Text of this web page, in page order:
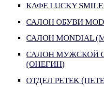
КАФЕ LUCKY
САЛОН ОБУВИ
САЛОН MONDIAL
САЛОН МУЖСКОЙ
(ОНЕГИН)
ОТДЕЛ PETEK